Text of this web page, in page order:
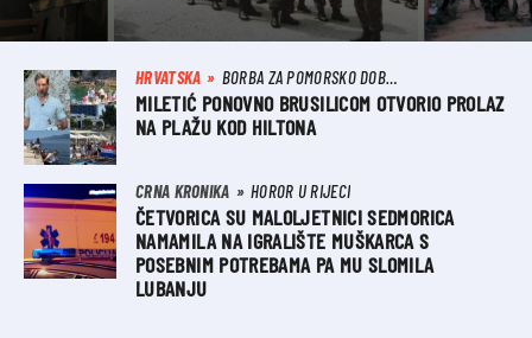
HRVATSKA BORBA ZA POMORSKO DOBRO
MILETIĆ PONOVNO BRUSILICOM OTVORIO PROLAZ
NA PLAŽU KOD HILTONA
CRNA KRONIKA HOROR U RIJECI
ČETVORICA SU MALOLJETNICI SEDMORICA
NAMAMILA NA IGRALIŠTE MUŠKARCA S
POSEBNIM POTREBAMA PA MU SLOMILA
LUBANJU